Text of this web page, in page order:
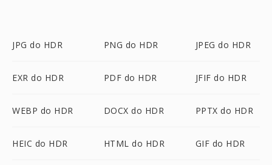
JPG do HDR PNG do HDR JPEG do HDR
EXR do HDR PDF do HDR JFIF do HDR
WEBP do HDR DOCX do HDR PPTX do HDR
HEIC do HDR HTML do HDR GIF do HDR